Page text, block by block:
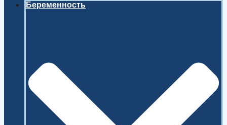
Беременность